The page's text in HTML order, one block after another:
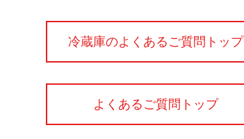
冷蔵庫のよくあるご質問トップ
よくあるご質問トップ